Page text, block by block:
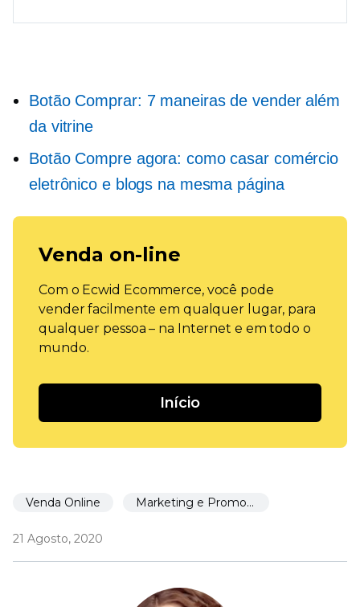
Botão Comprar: 7 maneiras de vender além
da vitrine
Botão Compre agora: como casar comércio
eletrônico e blogs na mesma página
Venda on-line
Com o Ecwid Ecommerce, você pode
vender facilmente em qualquer lugar, para
qualquer pessoa – na Internet e em todo o
mundo.
Início
Venda Online Marketing e Promoção
21 Agosto, 2020